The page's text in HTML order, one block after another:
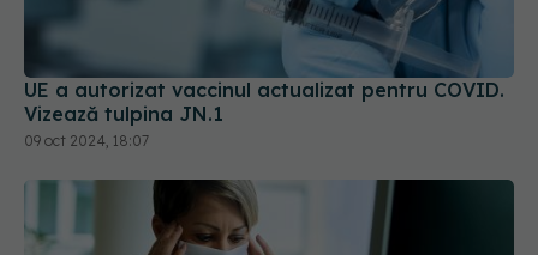
UE a autorizat vaccinul actualizat pentru COVID.
Vizează tulpina JN.1
09 oct 2024, 18:07